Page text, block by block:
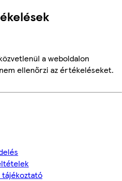
a weboldalon
ellenőrzi az értékeléseket.
tájékoztató